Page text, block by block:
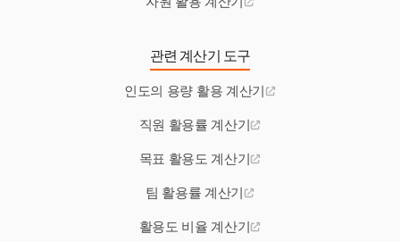
관련 계산기 도구
인도의 용량 활용 계산기
직원 활용률 계산기
목표 활용도 계산기
팀 활용률 계산기
활용도 비율 계산기